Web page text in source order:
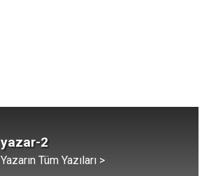
yazar-2
Yazarın Tüm Yazıları >